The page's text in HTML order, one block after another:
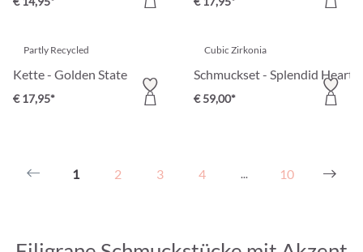
Partly Recycled
Kette - Golden State
€ 17,95*
Cubic Zirkonia
Schmuckset - Splendid Hearts
€ 59,00*
1 2 3 4 ... 10